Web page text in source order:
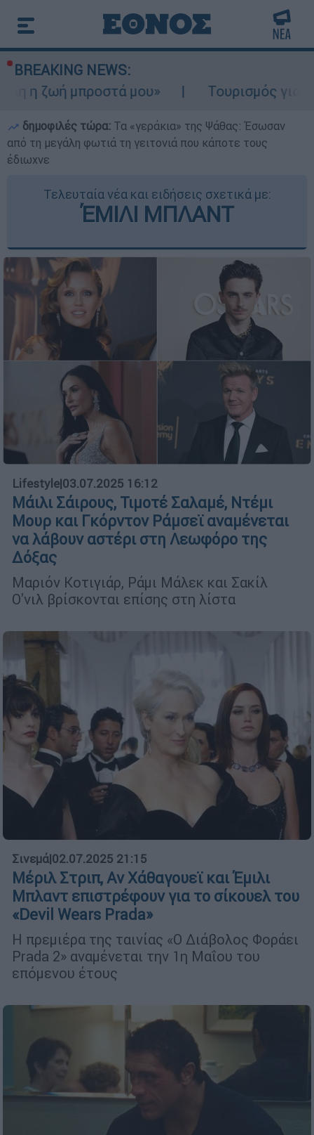
BREAKING NEWS:
μου»
Τουρισμός για Ολους
δημοφιλές τώρα: Τα «γεράκια» της Ψάθας: Έσωσαν
από τη μεγάλη φωτιά τη γειτονιά που κάποτε τους
έδιωχνε
Τελευταία νέα και ειδήσεις σχετικά με:
ΈΜΙΛΙ ΜΠΛΑΝΤ
Lifestyle|03.07.2025 16:12
Μάιλι Σάιρους, Τιμοτέ Σαλαμέ, Ντέμι
Μουρ και Γκόρντον Ράμσεϊ αναμένεται
να λάβουν αστέρι στη Λεωφόρο της
Δόξας
Μαριόν Κοτιγιάρ, Ράμι Μάλεκ και Σακίλ
Ο'νιλ βρίσκονται επίσης στη λίστα
Σινεμά|02.07.2025 21:15
Μέριλ Στριπ, Αν Χάθαγουεϊ και Έμιλι
Μπλαντ επιστρέφουν για το σίκουελ του
«Devil Wears Prada»
Η πρεμιέρα της ταινίας «Ο Διάβολος Φοράει
Prada 2» αναμένεται την 1η Μαΐου του
επόμενου έτους